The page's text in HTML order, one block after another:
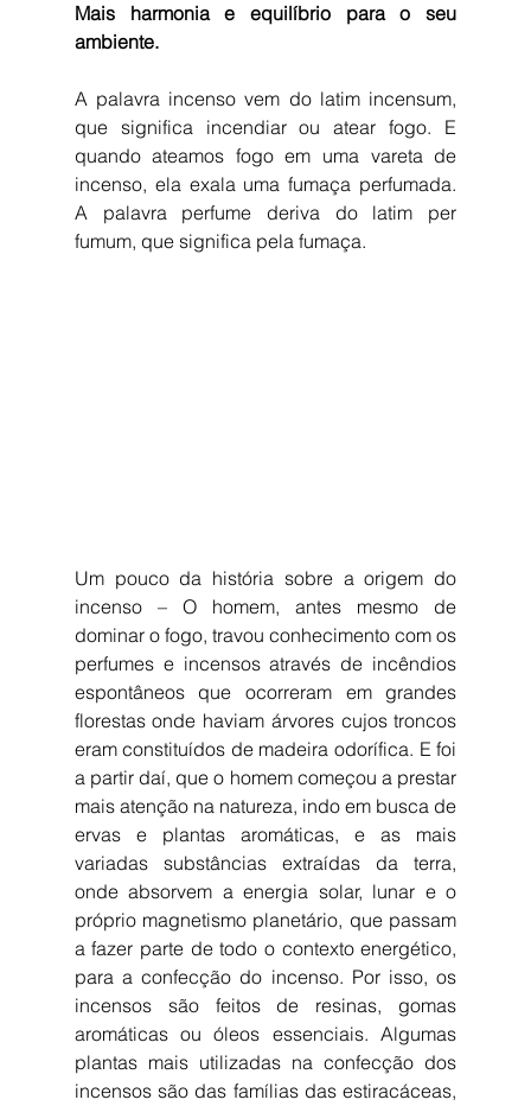
Mais harmonia e equilíbrio para o seu
ambiente.
A palavra incenso vem do latim incensum,
que significa incendiar ou atear fogo. E
quando ateamos fogo em uma vareta de
incenso, ela exala uma fumaça perfumada.
A palavra perfume deriva do latim per
fumum, que significa pela fumaça.
Um pouco da história sobre a origem do
incenso – O homem, antes mesmo de
dominar o fogo, travou conhecimento com os
perfumes e incensos através de incêndios
espontâneos que ocorreram em grandes
florestas onde haviam árvores cujos troncos
eram constituídos de madeira odorífica. E foi
a partir daí, que o homem começou a prestar
mais atenção na natureza, indo em busca de
ervas e plantas aromáticas, e as mais
variadas substâncias extraídas da terra,
onde absorvem a energia solar, lunar e o
próprio magnetismo planetário, que passam
a fazer parte de todo o contexto energético,
para a confecção do incenso. Por isso, os
incensos são feitos de resinas, gomas
aromáticas ou óleos essenciais. Algumas
plantas mais utilizadas na confecção dos
incensos são das famílias das estiracáceas,